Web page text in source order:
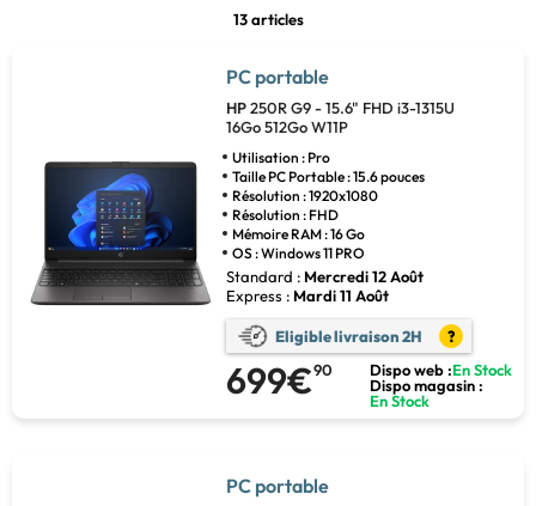
13 articles
PC portable
HP250R G9 - 15.6" FHD i3-1315U
16Go 512Go W11P
Utilisation : Pro
Taille PC Portable : 15.6 pouces
Résolution : 1920x1080
Résolution : FHD
Mémoire RAM : 16 Go
OS : Windows 11 PRO
Standard : Mercredi 12 Août
Express : Mardi 11 Août
Eligible livraison 2H ?
699€90 Dispo web :En Stock
Dispo magasin :
En Stock
PC portable